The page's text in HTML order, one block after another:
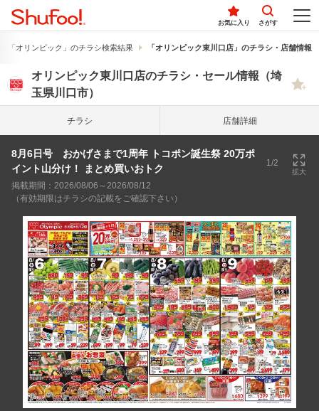
お気に入り さがす
「オリンピック」のチラシ検索結果 「オリンピック東川口店」のチラシ・店舗情報
オリンピック東川口店のチラシ・セール情報（埼
玉県川口市）
チラシ 店舗詳細
8月6日号 おかげさまで1周年 トコポン誕生祭 20万ポ
イント山分け！ まとめ買いおトク
1/2
拡大
掲載期間：2026/08/06～2026/08/12
（有効期限はチラシの記載をご確認下さい）